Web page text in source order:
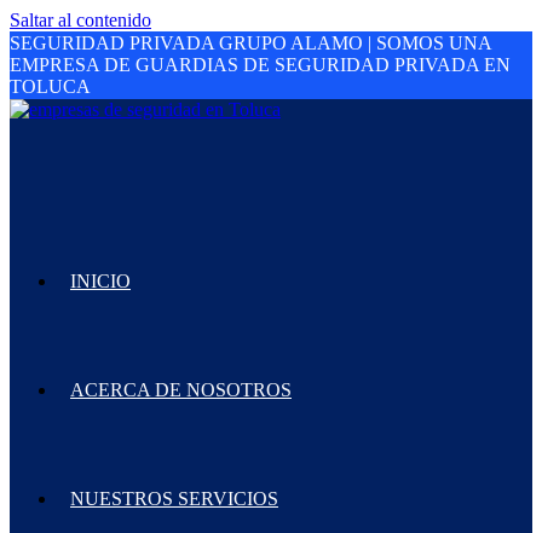
Saltar al contenido
SEGURIDAD PRIVADA GRUPO ALAMO | SOMOS UNA
EMPRESA DE GUARDIAS DE SEGURIDAD PRIVADA EN
TOLUCA
INICIO
ACERCA DE NOSOTROS
NUESTROS SERVICIOS